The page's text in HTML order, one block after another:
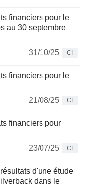
financiers pour le
au 30 septembre
31/10/25
CI
financiers pour le
21/08/25
CI
financiers pour
23/07/25
CI
d'une étude
dans le